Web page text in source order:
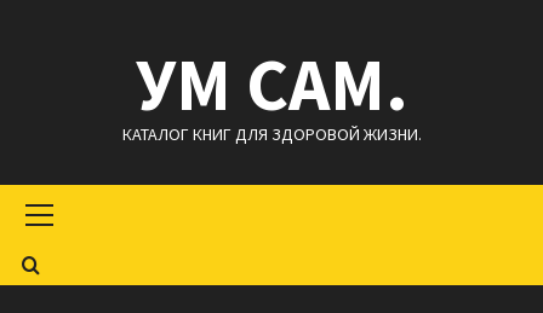
УМ САМ.
КАТАЛОГ КНИГ ДЛЯ ЗДОРОВОЙ ЖИЗНИ.
меню